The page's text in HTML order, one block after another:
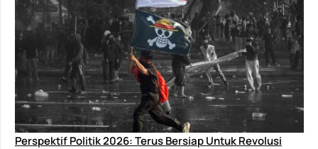
Perspektif Politik 2026: Terus Bersiap Untuk Revolusi